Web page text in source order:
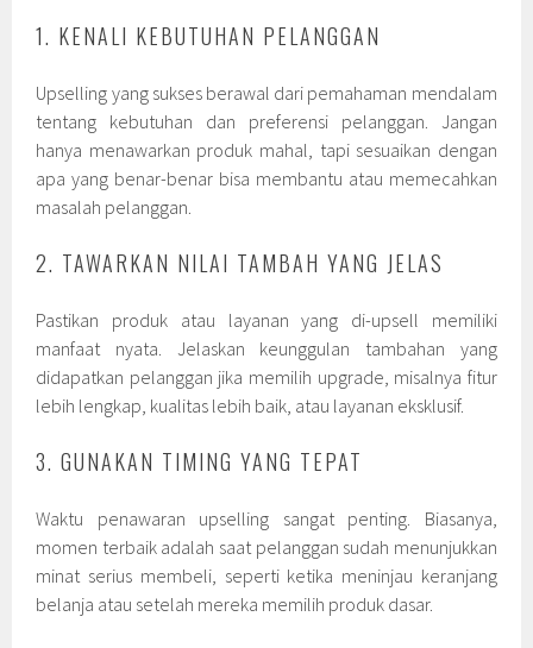
1. KENALI KEBUTUHAN PELANGGAN
Upselling yang sukses berawal dari pemahaman mendalam
tentang kebutuhan dan preferensi pelanggan. Jangan
hanya menawarkan produk mahal, tapi sesuaikan dengan
apa yang benar-benar bisa membantu atau memecahkan
masalah pelanggan.
2. TAWARKAN NILAI TAMBAH YANG JELAS
Pastikan produk atau layanan yang di-upsell memiliki
manfaat nyata. Jelaskan keunggulan tambahan yang
didapatkan pelanggan jika memilih upgrade, misalnya fitur
lebih lengkap, kualitas lebih baik, atau layanan eksklusif.
3. GUNAKAN TIMING YANG TEPAT
Waktu penawaran upselling sangat penting. Biasanya,
momen terbaik adalah saat pelanggan sudah menunjukkan
minat serius membeli, seperti ketika meninjau keranjang
belanja atau setelah mereka memilih produk dasar.